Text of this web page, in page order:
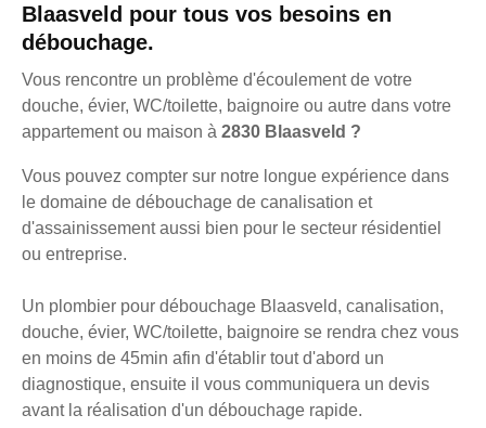
Blaasveld pour tous vos besoins en
débouchage.
Vous rencontre un problème d'écoulement de votre
douche, évier, WC/toilette, baignoire ou autre dans votre
appartement ou maison à 2830 Blaasveld ?
Vous pouvez compter sur notre longue expérience dans
le domaine de débouchage de canalisation et
d'assainissement aussi bien pour le secteur résidentiel
ou entreprise.
Un plombier pour débouchage Blaasveld, canalisation,
douche, évier, WC/toilette, baignoire se rendra chez vous
en moins de 45min afin d'établir tout d'abord un
diagnostique, ensuite il vous communiquera un devis
avant la réalisation d'un débouchage rapide.